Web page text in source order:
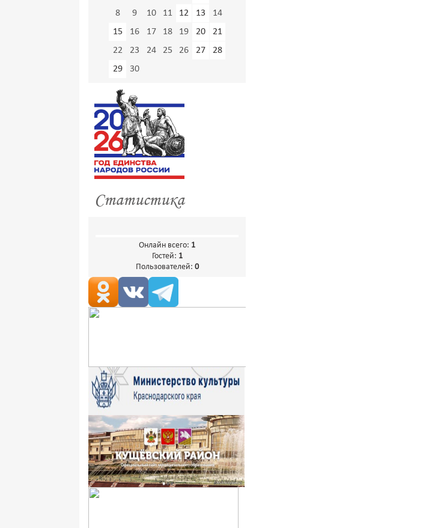
8
9 10 11 12 13
14
15
16 17 18 19 20
21
22
23 24 25 26 27
28
29
30
Статистика
Онлайн всего: 1
Гостей: 1
Пользователей: 0